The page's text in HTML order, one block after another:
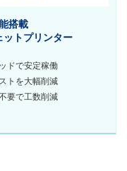
搭載
トプリンター
ドで安定稼働
トを大幅削減
要で工数削減